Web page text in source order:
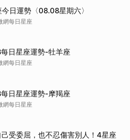
日運勢〈08.08星期六〉
網每日星座
日星座運勢-牡羊座
網每日星座
日星座運勢-摩羯座
網每日星座
受委屈，也不忍傷害別人！4星座